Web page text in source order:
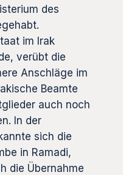
des
im Irak
verübt die
Anschläge im
Beamte
auch noch
In der
sich die
in Ramadi,
die Übernahme